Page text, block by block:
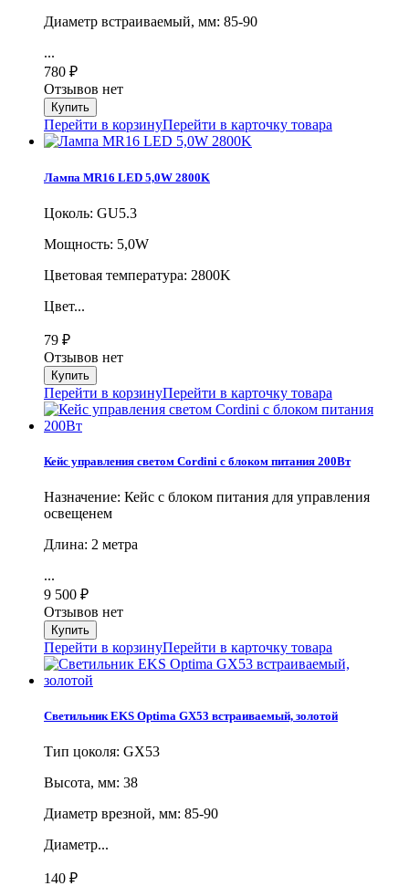
Диаметр встраиваемый, мм: 85-90
...
780 ₽
Отзывов нет
Перейти в корзинуПерейти в карточку товара
Лампа MR16 LED 5,0W 2800K
Цоколь: GU5.3
Мощность: 5,0W
Цветовая температура: 2800K
Цвет...
79 ₽
Отзывов нет
Перейти в корзинуПерейти в карточку товара
Кейс управления светом Cordini с блоком питания 200Вт
Назначение: Кейс с блоком питания для управления
освещенем
Длина: 2 метра
...
9 500 ₽
Отзывов нет
Перейти в корзинуПерейти в карточку товара
Светильник EKS Optima GX53 встраиваемый, золотой
Тип цоколя: GX53
Высота, мм: 38
Диаметр врезной, мм: 85-90
Диаметр...
140 ₽